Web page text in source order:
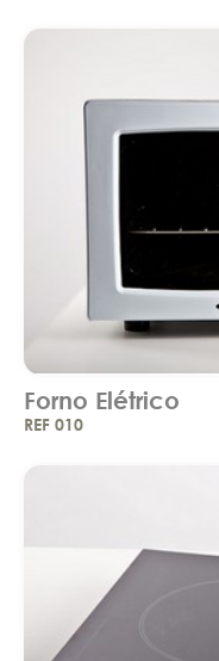
Forno Elétrico
REF 010